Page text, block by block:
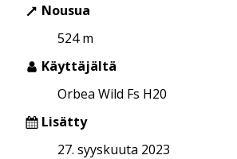
Nousua
524 m
Käyttäjältä
Orbea Wild Fs H20
Lisätty
27. syyskuuta 2023